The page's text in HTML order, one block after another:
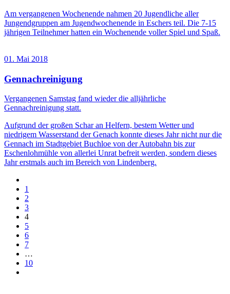
Am vergangenen Wochenende nahmen 20 Jugendliche aller
Jungendgruppen am Jugendwochenende in Eschers teil. Die 7-15
jährigen Teilnehmer hatten ein Wochenende voller Spiel und Spaß.
01. Mai 2018
Gennachreinigung
Vergangenen Samstag fand wieder die alljährliche
Gennachreinigung statt.
Aufgrund der großen Schar an Helfern, bestem Wetter und
niedrigem Wasserstand der Genach konnte dieses Jahr nicht nur die
Gennach im Stadtgebiet Buchloe von der Autobahn bis zur
Eschenlohmühle von allerlei Unrat befreit werden, sondern dieses
Jahr erstmals auch im Bereich von Lindenberg.
1
2
3
4
5
6
7
…
10